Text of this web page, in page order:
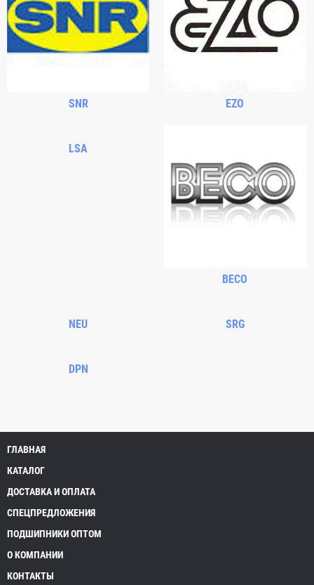
SNR EZO
LSA
BECO
NEU SRG
DPN
ГЛАВНАЯ
КАТАЛОГ
ДОСТАВКА И ОПЛАТА
СПЕЦПРЕДЛОЖЕНИЯ
ПОДШИПНИКИ ОПТОМ
О КОМПАНИИ
КОНТАКТЫ